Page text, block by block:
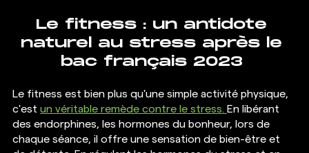
Le fitness : un antidote
naturel au stress après le
bac français 2023
Le fitness est bien plus qu'une simple activité physique,
c'est un véritable remède contre le stress. En libérant
des endorphines, les hormones du bonheur, lors de
chaque séance, il offre une sensation de bien-être et